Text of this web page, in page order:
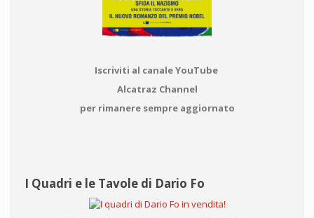
Iscriviti al canale YouTube
Alcatraz Channel
per rimanere sempre aggiornato
I Quadri e le Tavole di Dario Fo